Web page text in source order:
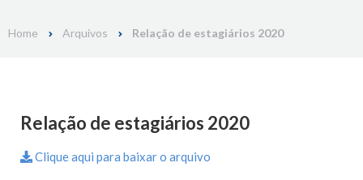
Home Arquivos Relação de estagiários 2020
Relação de estagiários 2020
Clique aqui para baixar o arquivo